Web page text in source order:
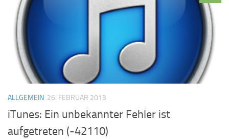
ALLGEMEIN 26. FEBRUAR 2013
iTunes: Ein unbekannter Fehler ist
aufgetreten (-42110)